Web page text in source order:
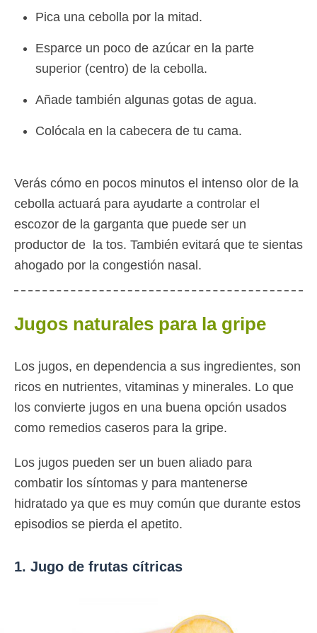
Pica una cebolla por la mitad.
Esparce un poco de azúcar en la parte
superior (centro) de la cebolla.
Añade también algunas gotas de agua.
Colócala en la cabecera de tu cama.
Verás cómo en pocos minutos el intenso olor de la
cebolla actuará para ayudarte a controlar el
escozor de la garganta que puede ser un
productor de la tos. También evitará que te sientas
ahogado por la congestión nasal.
Jugos naturales para la gripe
Los jugos, en dependencia a sus ingredientes, son
ricos en nutrientes, vitaminas y minerales. Lo que
los convierte jugos en una buena opción usados
como remedios caseros para la gripe.
Los jugos pueden ser un buen aliado para
combatir los síntomas y para mantenerse
hidratado ya que es muy común que durante estos
episodios se pierda el apetito.
1. Jugo de frutas cítricas